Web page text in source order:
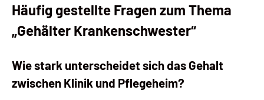
Häufig gestellte Fragen zum Thema
„Gehälter Krankenschwester“
Wie stark unterscheidet sich das Gehalt
zwischen Klinik und Pflegeheim?